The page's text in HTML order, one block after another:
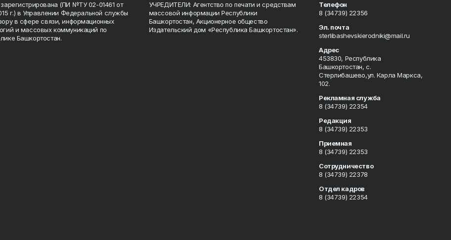
зарегистрирована (ПИ №ТУ 02-01461 от
г.) в Управлении Федеральной службы
в сфере связи, информационных
и массовых коммуникаций по
Башкортостан.
УЧРЕДИТЕЛИ: Агентство по печати и средствам
массовой информации Республики
Башкортостан, Акционерное общество
Издательский дом «Республика Башкортостан».
Телефон
8 (34739) 22356
Эл. почта
sterlibashevskierodniki@mail.ru
Адрес
453830, Республика
Башкортостан, c.
Стерлибашево,ул. Карла Маркса,
102.
Рекламная служба
8 (34739) 22354
Редакция
8 (34739) 22353
Приемная
8 (34739) 22353
Сотрудничество
8 (34739) 22378
Отдел кадров
8 (34739) 22354